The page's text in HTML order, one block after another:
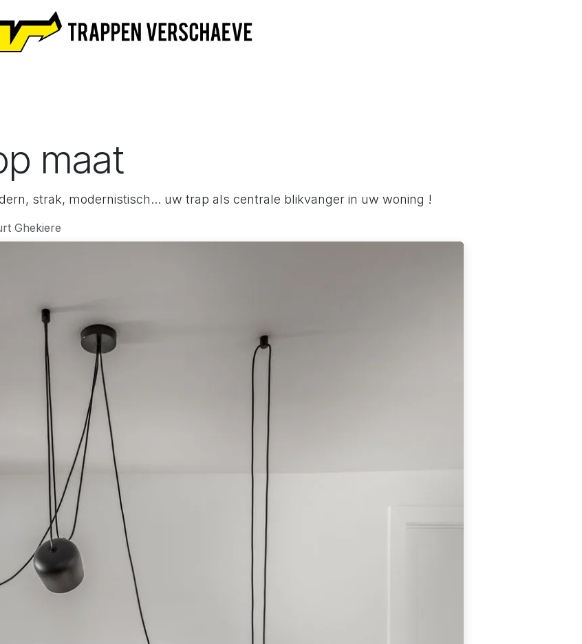
maat
strak, modernistisch... uw trap als centrale blikvanger in uw woning !
Ghekiere